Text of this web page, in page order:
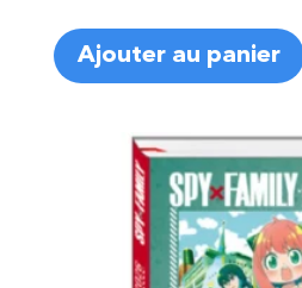
Ajouter au panier